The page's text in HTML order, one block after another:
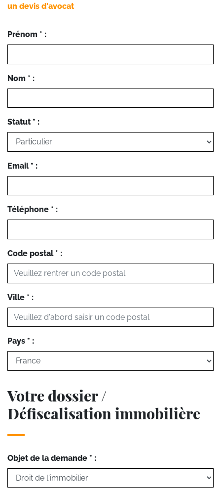
un devis d'avocat
Prénom * :
Nom * :
Statut * :
Email * :
Téléphone * :
Code postal * :
Ville * :
Pays * :
Votre dossier /
Défiscalisation immobilière
Objet de la demande * :